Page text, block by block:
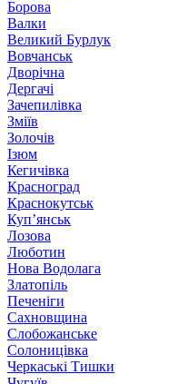
Борова
Валки
Великий Бурлук
Вовчанськ
Дворічна
Дергачі
Зачепилівка
Зміїв
Золочів
Ізюм
Кегичівка
Красноград
Краснокутськ
Куп’янськ
Лозова
Люботин
Нова Водолага
Златопіль
Печеніги
Сахновщина
Слобожанське
Солоницівка
Черкаські Тишки